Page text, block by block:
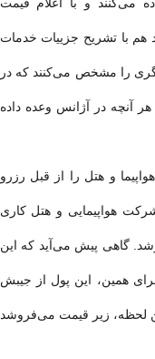
هم با تشریح جزییات خدمات
را مشخص می‌كنند كه در
آنچه در آژانس وعده داده
هواپیما و هتل را از قبل رزرو
هواپیمایی و هتل كاری
گاهی پیش می‌آید كه این
همین، این پول از جیبش
لحظه، زیر قیمت می‌فروشد